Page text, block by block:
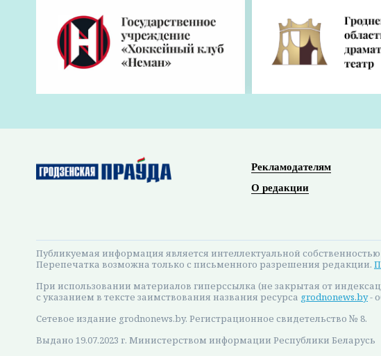
Рекламодателям
О редакции
Публикуемая информация является интеллектуальной
Перепечатка возможна только с письменного разрешения редакции.
При использовании материалов гиперссылка (не закрытая от
с указанием в тексте заимствования названия ресурса grodnonews.by-
Сетевое издание grodnonews.by. Регистрационное свидетельство № 8.
Выдано 19.07.2023 г. Министерством информации Республики Беларусь